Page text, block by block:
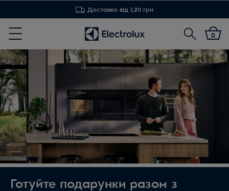
Доставка від 1,20 грн
Menu
Пошук
0
Готуйте подарунки разом з